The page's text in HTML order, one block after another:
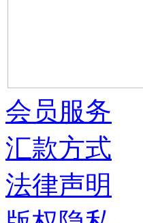
会员服务
汇款方式
法律声明